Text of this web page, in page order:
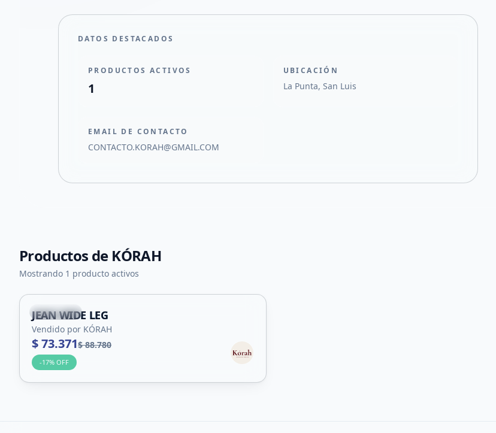
DATOS DESTACADOS
PRODUCTOS ACTIVOS
1
UBICACIÓN
La Punta, San Luis
EMAIL DE CONTACTO
CONTACTO.KORAH@GMAIL.COM
Productos de KÓRAH
Mostrando 1 producto activos
La Punta
JEAN WIDE LEG
Vendido por KÓRAH
$ 73.371$ 88.780
-17% OFF